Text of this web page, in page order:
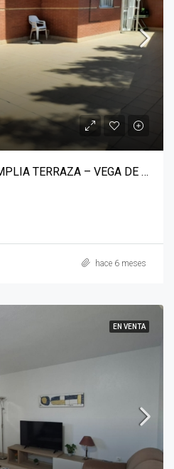
APARTAMENTO CON AMPLIA TERRAZA – VEGA DE ACA
hace 6 meses
EN VENTA